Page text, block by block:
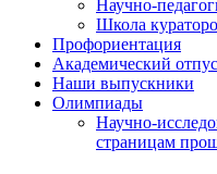
Научно-
Школа
Профориентация
Академический
Наши выпускники
Олимпиады
Научно-
страницам